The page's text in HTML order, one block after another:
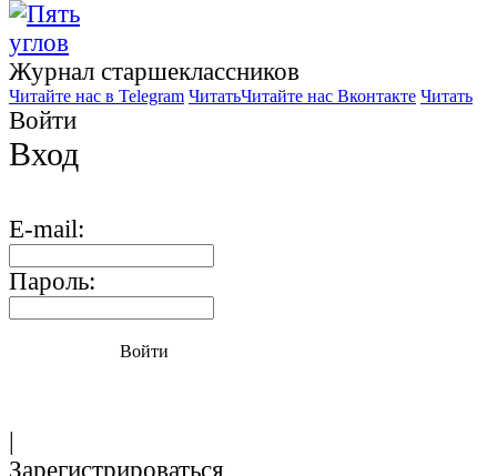
Журнал старшекласcников
Читайте нас в Telegram ЧитатьЧитайте нас Вконтакте Читать
Войти
Вход
E-mail:
Пароль:
Войти
|
Зарегистрироваться